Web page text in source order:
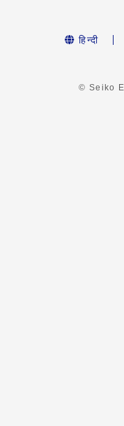
हिन्दी
© Seiko